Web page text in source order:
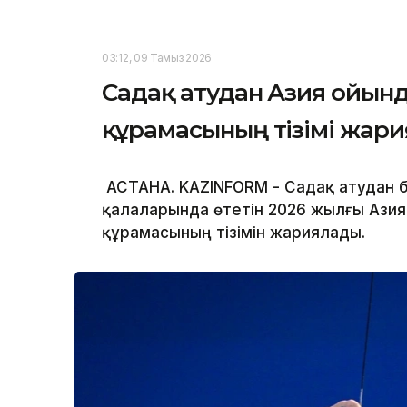
03:12, 09 Тамыз 2026
Садақ атудан Азия
құрамасының тізімі
АСТАНА. KAZINFORM - Садақ
қалаларында өтетін 2026 жылғы
құрамасының тізімін жариялады.